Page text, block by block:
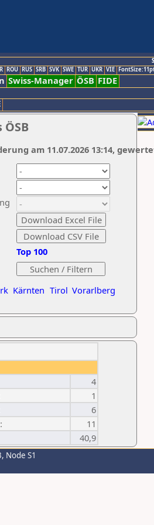
ROU RUS SRB SVK SWE TUR UKR VIE
Swiss-Manager ÖSB FIDE
Kärnten Tirol Vorarlberg
Top 100
am 11.07.2026 13:14,
4
1
6
11
40,9
Node S1